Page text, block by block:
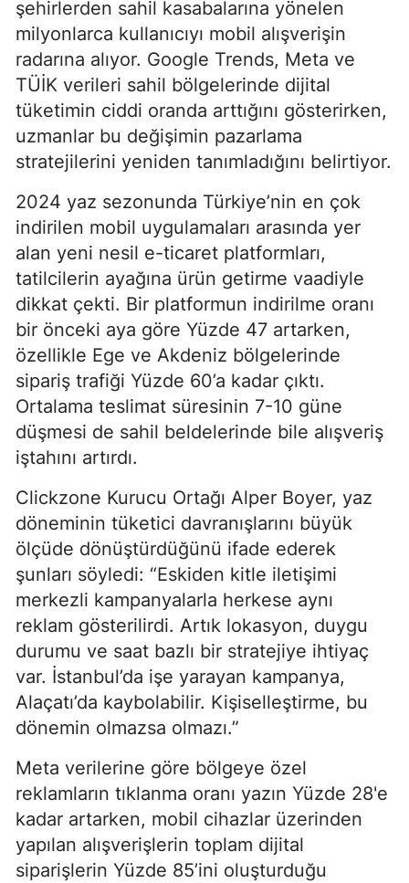
şehirlerden sahil kasabalarına yönelen
milyonlarca kullanıcıyı mobil alışverişin
radarına alıyor. Google Trends, Meta ve
TÜİK verileri sahil bölgelerinde dijital
tüketimin ciddi oranda arttığını gösterirken,
uzmanlar bu değişimin pazarlama
stratejilerini yeniden tanımladığını belirtiyor.
2024 yaz sezonunda Türkiye’nin en çok
indirilen mobil uygulamaları arasında yer
alan yeni nesil e-ticaret platformları,
tatilcilerin ayağına ürün getirme vaadiyle
dikkat çekti. Bir platformun indirilme oranı
bir önceki aya göre Yüzde 47 artarken,
özellikle Ege ve Akdeniz bölgelerinde
sipariş trafiği Yüzde 60’a kadar çıktı.
Ortalama teslimat süresinin 7-10 güne
düşmesi de sahil beldelerinde bile alışveriş
iştahını artırdı.
Clickzone Kurucu Ortağı Alper Boyer, yaz
döneminin tüketici davranışlarını büyük
ölçüde dönüştürdüğünü ifade ederek
şunları söyledi: “Eskiden kitle iletişimi
merkezli kampanyalarla herkese aynı
reklam gösterilirdi. Artık lokasyon, duygu
durumu ve saat bazlı bir stratejiye ihtiyaç
var. İstanbul’da işe yarayan kampanya,
Alaçatı’da kaybolabilir. Kişiselleştirme, bu
dönemin olmazsa olmazı.”
Meta verilerine göre bölgeye özel
reklamların tıklanma oranı yazın Yüzde 28'e
kadar artarken, mobil cihazlar üzerinden
yapılan alışverişlerin toplam dijital
siparişlerin Yüzde 85’ini oluşturduğu